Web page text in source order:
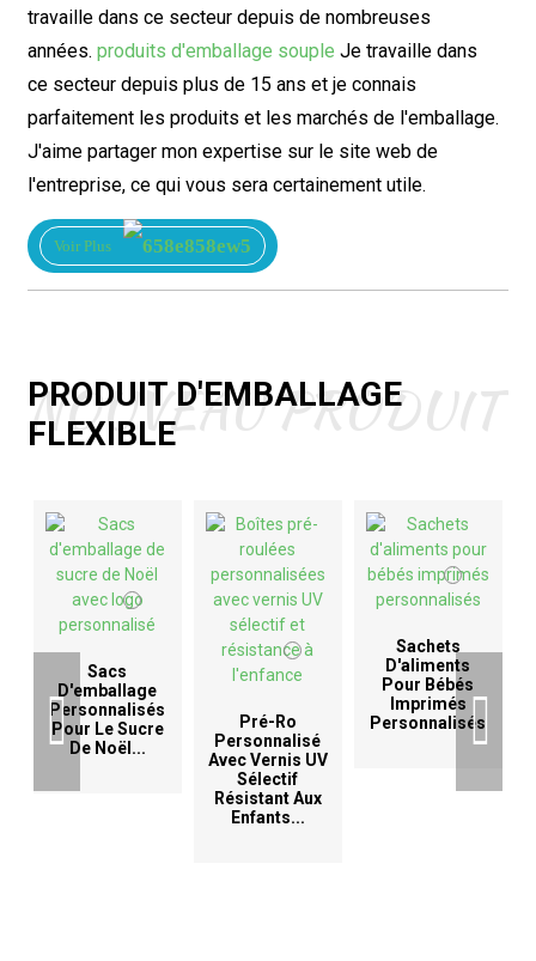
travaille dans ce secteur depuis de nombreuses
années. produits d'emballage souple Je travaille dans
ce secteur depuis plus de 15 ans et je connais
parfaitement les produits et les marchés de l'emballage.
J'aime partager mon expertise sur le site web de
l'entreprise, ce qui vous sera certainement utile.
Voir Plus
PRODUIT D'EMBALLAGE
FLEXIBLE
NOUVEAU PRODUIT
Sacs
D'emballage
Personnalisés
Pour Le Sucre
De Noël...
Pré-Ro
Personnalisé
Avec Vernis UV
Sélectif
Résistant Aux
Enfants...
Sachets
D'aliments
Pour Bébés
Imprimés
Personnalisés